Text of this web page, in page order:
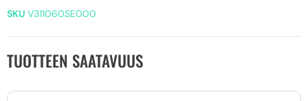
SKU V311060SE000
TUOTTEEN SAATAVUUS